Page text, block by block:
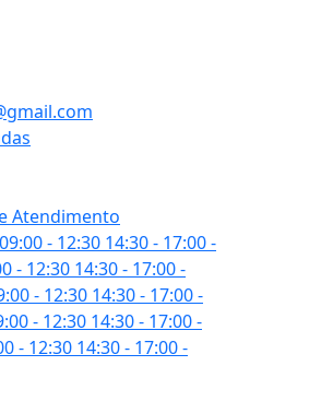
Atendimento
09:00 - 12:30 14:30 - 17:00-
- 12:30 14:30 - 17:00-
- 12:30 14:30 - 17:00-
- 12:30 14:30 - 17:00-
- 12:30 14:30 - 17:00-